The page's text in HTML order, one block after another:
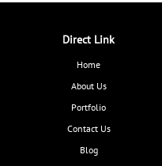
Direct Link
Home
About Us
Portfolio
Contact Us
Blog